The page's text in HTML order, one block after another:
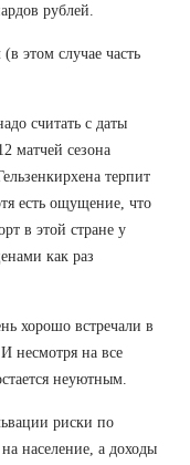
рублей.
этом случае часть
считать с даты
матчей сезона
терпит
есть ощущение, что
в этой стране у
как раз
хорошо встречали в
несмотря на все
неуютным.
риски по
население, а доходы